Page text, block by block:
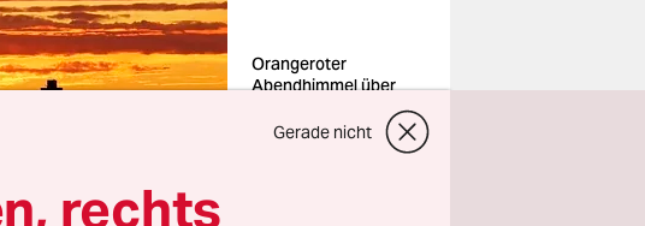
Orangeroter
Abendhimmel über
Foto: Jessica
Gerade nicht
rechts